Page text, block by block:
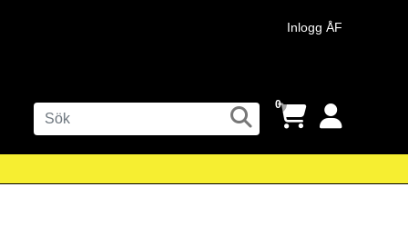
Inlogg ÅF
0